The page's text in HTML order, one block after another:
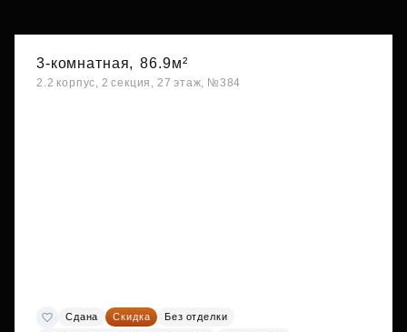
3-комнатная, 86.9м²
2.2 корпус, 2 секция, 27 этаж, №384
Сдана Скидка
Без отделки